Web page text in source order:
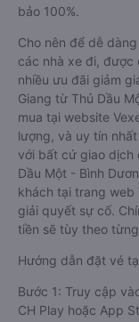
bảo 100%.
Cho nên để dễ
các nhà xe đi, được
nhiều ưu đãi giảm
Giang từ Thủ Dầu
mua tại website
lượng, và uy tín
với bất cứ giao dịch
Dầu Một - Bình
khách tại trang web
giải quyết sự cố.
tiền sẽ tùy theo
Hướng dẫn đặt vé
Bước 1: Truy cập
CH Play hoặc App